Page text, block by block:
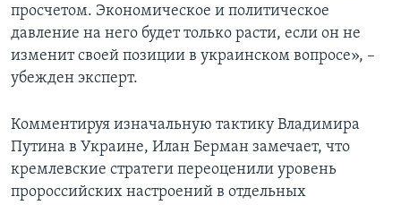
просчетом. Экономическое и политическое
давление на него будет только расти, если он не
изменит своей позиции в украинском вопросе», –
убежден эксперт.
Комментируя изначальную тактику Владимира
Путина в Украине, Илан Берман замечает, что
кремлевские стратеги переоценили уровень
пророссийских настроений в отдельных